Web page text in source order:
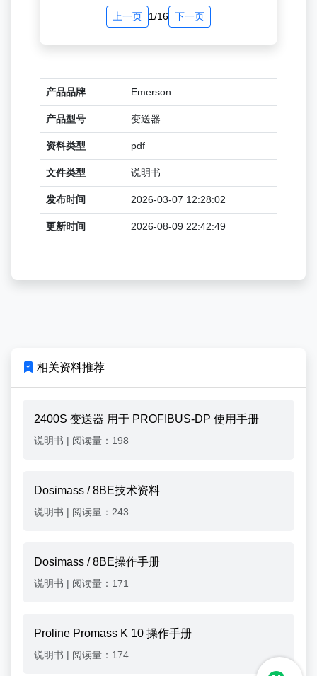
上一页 1/16 下一页
产品品牌 Emerson
产品型号 变送器
资料类型 pdf
文件类型 说明书
发布时间 2026-03-07 12:28:02
更新时间 2026-08-09 22:42:49
相关资料推荐
2400S 变送器 用于 PROFIBUS-DP 使用手册
说明书 | 阅读量：198
Dosimass / 8BE技术资料
说明书 | 阅读量：243
Dosimass / 8BE操作手册
说明书 | 阅读量：171
Proline Promass K 10 操作手册
说明书 | 阅读量：174